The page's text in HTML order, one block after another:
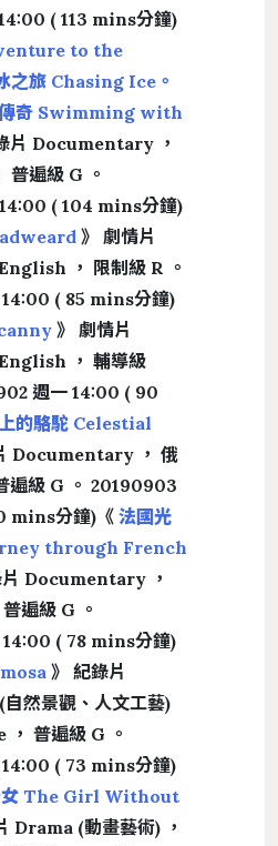
( 113 mins分鐘)
to the
之旅 Chasing Ice。
傳奇 Swimming with
片 Documentary ，
遍級 G 。
( 104 mins分鐘)
》 劇情片
， 限制級 R 。
( 85 mins分鐘)
》 劇情片
， 輔導級
週一 14:00 ( 90
的駱駝 Celestial
Documentary ， 俄
遍級 G 。 20190903
mins分鐘)《 法國光
through French
片 Documentary ，
遍級 G 。
( 78 mins分鐘)
》 紀錄片
然景觀、人文工藝)
， 普遍級 G 。
( 73 mins分鐘)
女 The Girl Without
Drama (動畫藝術) ，